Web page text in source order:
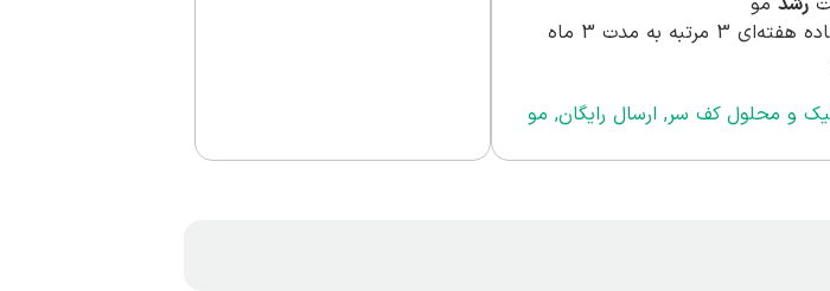
3 مرتبه به مدت 3 ماه
و محلول کف سر, ارسال رایگان, مو